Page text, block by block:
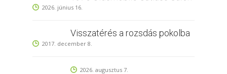
2026. június 16.
Visszatérés a rozsdás pokolba
2017. december 8.
2026. augusztus 7.